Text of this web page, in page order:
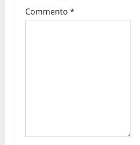
Commento *